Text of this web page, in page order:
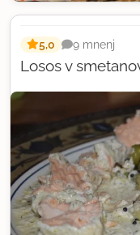
Losos v
5,0 9 mnenj